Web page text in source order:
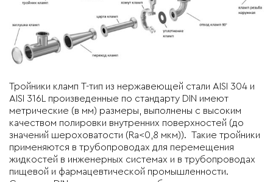
Тройники кламп T-тип из нержавеющей стали AISI 304 и
AISI 316L произведенные по стандарту DIN имеют
метрические (в мм) размеры, выполнены с высоким
качеством полировки внутренних поверхностей (до
значений шероховатости (Ra<0,8 мкм)). Такие тройники
применяются в трубопроводах для перемещения
жидкостей в инженерных системах и в трубопроводах
пищевой и фармацевтической промышленности.